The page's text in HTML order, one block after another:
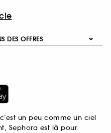
DES OFFRES
un peu comme un ciel
Sephora est là pour